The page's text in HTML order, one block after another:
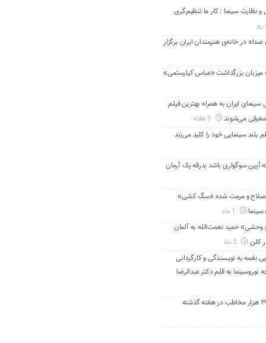
و نظارت سینما : کار ما تنظیم‌گری
در خانه‌ی هنرمندان ایران برگزار
میزبان بزرگداشت «عباس کیارستمی»
ایران به همراه بهترین فیلم
می‌شوند
3 هفته
بلند سینمایی خود را کلید می‌زند
آیین سوگواری باشد بدرقه یک آرمان
اصلاح و مرمت شده «سگ کشی»
سینما
وحشیِ» حمید نعمت‌الله به آلمان
کلن
2 ماه
نغمه به نویسندگی و کارگردانی
به قلم دکتر عبدالرضا